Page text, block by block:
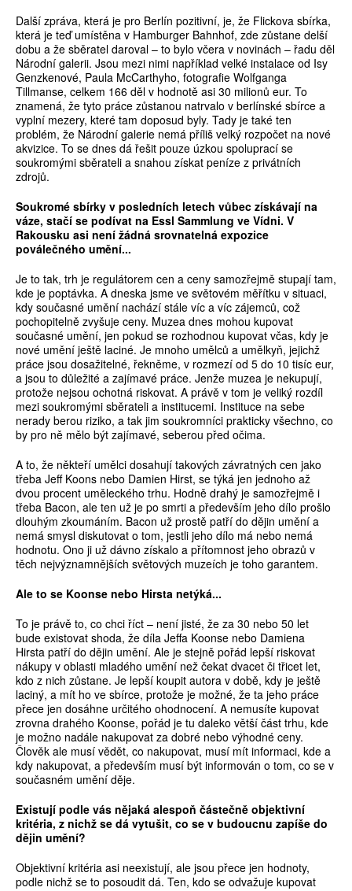
Další zpráva, která je pro Berlín pozitivní, je, že Flickova sbírka,
která je teď umístěna v Hamburger Bahnhof, zde zůstane delší
dobu a že sběratel daroval – to bylo včera v novinách – řadu děl
Národní galerii. Jsou mezi nimi například velké instalace od Isy
Genzkenové, Paula McCarthyho, fotografie Wolfganga
Tillmanse, celkem 166 děl v hodnotě asi 30 milionů eur. To
znamená, že tyto práce zůstanou natrvalo v berlínské sbírce a
vyplní mezery, které tam doposud byly. Tady je také ten
problém, že Národní galerie nemá příliš velký rozpočet na nové
akvizice. To se dnes dá řešit pouze úzkou spoluprací se
soukromými sběrateli a snahou získat peníze z privátních
zdrojů.
Soukromé sbírky v posledních letech vůbec získávají na
váze, stačí se podívat na Essl Sammlung ve Vídni. V
Rakousku asi není žádná srovnatelná expozice
poválečného umění...
Je to tak, trh je regulátorem cen a ceny samozřejmě stupají tam,
kde je poptávka. A dneska jsme ve světovém měřítku v situaci,
kdy současné umění nachází stále víc a víc zájemců, což
pochopitelně zvyšuje ceny. Muzea dnes mohou kupovat
současné umění, jen pokud se rozhodnou kupovat včas, kdy je
nové umění ještě laciné. Je mnoho umělců a umělkyň, jejichž
práce jsou dosažitelné, řekněme, v rozmezí od 5 do 10 tisíc eur,
a jsou to důležité a zajímavé práce. Jenže muzea je nekupují,
protože nejsou ochotná riskovat. A právě v tom je veliký rozdíl
mezi soukromými sběrateli a institucemi. Instituce na sebe
nerady berou riziko, a tak jim soukromníci prakticky všechno, co
by pro ně mělo být zajímavé, seberou před očima.
A to, že někteří umělci dosahují takových závratných cen jako
třeba Jeff Koons nebo Damien Hirst, se týká jen jednoho až
dvou procent uměleckého trhu. Hodně drahý je samozřejmě i
třeba Bacon, ale ten už je po smrti a především jeho dílo prošlo
dlouhým zkoumáním. Bacon už prostě patří do dějin umění a
nemá smysl diskutovat o tom, jestli jeho dílo má nebo nemá
hodnotu. Ono ji už dávno získalo a přítomnost jeho obrazů v
těch nejvýznamnějších světových muzeích je toho garantem.
Ale to se Koonse nebo Hirsta netýká...
To je právě to, co chci říct – není jisté, že za 30 nebo 50 let
bude existovat shoda, že díla Jeffa Koonse nebo Damiena
Hirsta patří do dějin umění. Ale je stejně pořád lepší riskovat
nákupy v oblasti mladého umění než čekat dvacet či třicet let,
kdo z nich zůstane. Je lepší koupit autora v době, kdy je ještě
laciný, a mít ho ve sbírce, protože je možné, že ta jeho práce
přece jen dosáhne určitého ohodnocení. A nemusíte kupovat
zrovna drahého Koonse, pořád je tu daleko větší část trhu, kde
je možno nadále nakupovat za dobré nebo výhodné ceny.
Člověk ale musí vědět, co nakupovat, musí mít informaci, kde a
kdy nakupovat, a především musí být informován o tom, co se v
současném umění děje.
Existují podle vás nějaká alespoň částečně objektivní
kritéria, z nichž se dá vytušit, co se v budoucnu zapíše do
dějin umění?
Objektivní kritéria asi neexistují, ale jsou přece jen hodnoty,
podle nichž se to posoudit dá. Ten, kdo se odvažuje kupovat